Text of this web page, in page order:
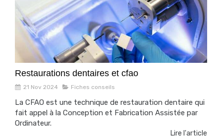
Restaurations dentaires et cfao
21 Nov 2024 Fiches conseils
La CFAO est une technique de restauration dentaire qui
fait appel à la Conception et Fabrication Assistée par
Ordinateur.
Lire l'article